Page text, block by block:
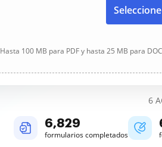
Hasta 100 MB para PDF y hasta 25 MB para DOC,
6
6,830
formularios completados